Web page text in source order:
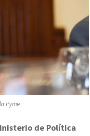
Pyme
de Política